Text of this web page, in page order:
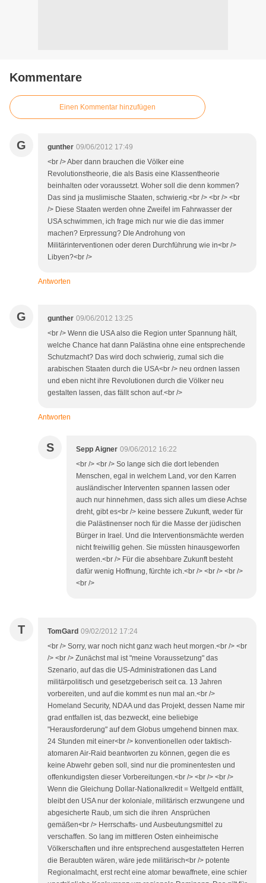
Kommentare
Einen Kommentar hinzufügen
G gunther 09/06/2012 17:49
<br /> Aber dann brauchen die Völker eine
Revolutionstheorie, die als Basis eine Klassentheorie
beinhalten oder voraussetzt. Woher soll die denn kommen?
Das sind ja muslimische Staaten, schwierig.<br /> <br /> <br
/> Diese Staaten werden ohne Zweifel im Fahrwasser der
USA schwimmen, ich frage mich nur wie die das immer
machen? Erpressung? DIe Androhung von
Militärinterventionen oder deren Durchführung wie in<br />
Libyen?<br />
Antworten
G gunther 09/06/2012 13:25
<br /> Wenn die USA also die Region unter Spannung hält,
welche Chance hat dann Palästina ohne eine entsprechende
Schutzmacht? Das wird doch schwierig, zumal sich die
arabischen Staaten durch die USA<br /> neu ordnen lassen
und eben nicht ihre Revolutionen durch die Völker neu
gestalten lassen, das fällt schon auf.<br />
Antworten
S Sepp Aigner 09/06/2012 16:22
<br /> <br /> So lange sich die dort lebenden
Menschen, egal in welchem Land, vor den Karren
ausländischer Interventen spannen lassen oder
auch nur hinnehmen, dass sich alles um diese Achse
dreht, gibt es<br /> keine bessere Zukunft, weder für
die Palästinenser noch für die Masse der jüdischen
Bürger in Irael. Und die Interventionsmächte werden
nicht freiwillig gehen. Sie müssten hinausgeworfen
werden.<br /> Für die absehbare Zukunft besteht
dafür wenig Hoffnung, fürchte ich.<br /> <br /> <br />
<br />
T TomGard 09/02/2012 17:24
<br /> Sorry, war noch nicht ganz wach heut morgen.<br /> <br
/> <br /> Zunächst mal ist "meine Voraussetzung" das
Szenario, auf das die US-Administrationen das Land
militärpolitisch und gesetzgeberisch seit ca. 13 Jahren
vorbereiten, und auf die kommt es nun mal an.<br />
Homeland Security, NDAA und das Projekt, dessen Name mir
grad entfallen ist, das bezweckt, eine beliebige
"Herausforderung" auf dem Globus umgehend binnen max.
24 Stunden mit einer<br /> konventionellen oder taktisch-
atomaren Air-Raid beantworten zu können, gegen die es
keine Abwehr geben soll, sind nur die prominentesten und
offenkundigsten dieser Vorbereitungen.<br /> <br /> <br />
Wenn die Gleichung Dollar-Nationalkredit = Weltgeld entfällt,
bleibt den USA nur der koloniale, militärisch erzwungene und
abgesicherte Raub, um sich die ihren Ansprüchen
gemäßen<br /> Herrschafts- und Ausbeutungsmittel zu
verschaffen. So lang im mittleren Osten einheimische
Völkerschaften und ihre entsprechend ausgestatteten Herren
die Beraubten wären, wäre jede militärisch<br /> potente
Regionalmacht, erst recht eine atomar bewaffnete, eine schier